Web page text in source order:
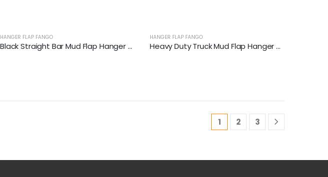
HANGER FLAP FANGO
Black Straight Bar Mud Flap Hanger Bracket Kit | XKJ-MFH-SBK
HANGER FLAP FANGO
Heavy Duty Truck Mud Flap Hanger Set | XKJ-MFH-S3C
1 2 3